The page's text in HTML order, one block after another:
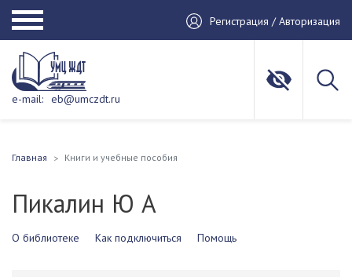
Регистрация / Авторизация
e-mail: eb@umczdt.ru
Главная Книги и учебные пособия
Пикалин Ю А
О библиотеке Как подключиться Помощь